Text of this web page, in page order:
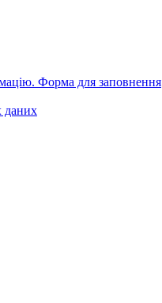
Форма для заповнення
даних